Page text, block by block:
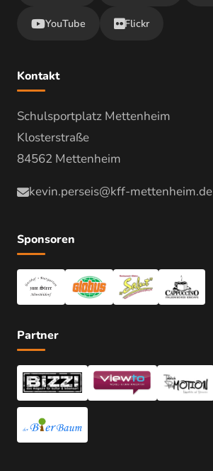
YouTube Flickr
Kontakt
Schulsportplatz Mettenheim
Klosterstraße
84562 Mettenheim
kevin.perseis@kff-mettenheim.de
Sponsoren
Partner